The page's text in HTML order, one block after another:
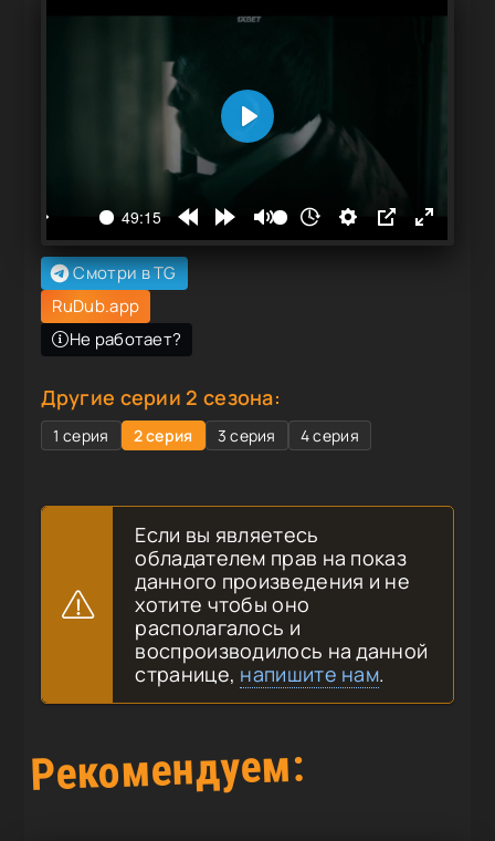
Смотри в TG
RuDub.app
Не работает?
Другие серии 2 сезона:
1 серия 2 серия 3 серия 4 серия
Если вы являетесь
обладателем прав на показ
данного произведения и не
хотите чтобы оно
располагалось и
воспроизводилось на данной
странице, напишите нам.
Рекомендуем: